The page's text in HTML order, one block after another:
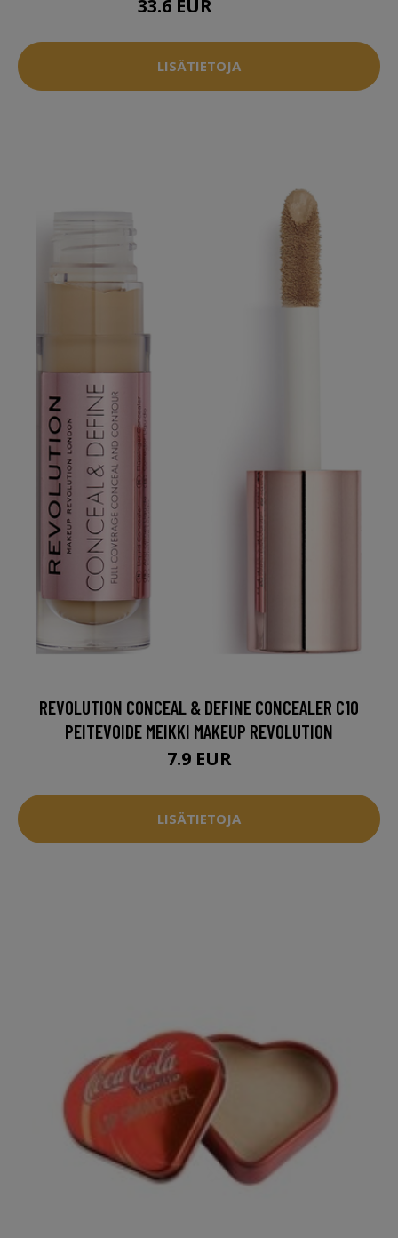
33.6 EUR
LISÄTIETOJA
REVOLUTION CONCEAL & DEFINE CONCEALER C10
PEITEVOIDE MEIKKI MAKEUP REVOLUTION
7.9 EUR
LISÄTIETOJA